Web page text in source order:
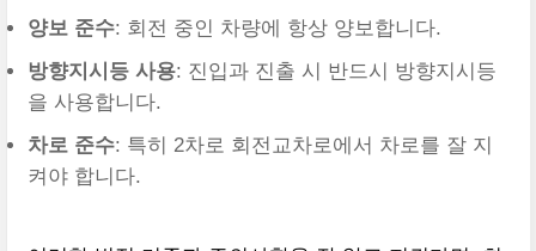
양보 준수: 회전 중인 차량에 항상 양보합니다.
방향지시등 사용: 진입과 진출 시 반드시 방향지시등
을 사용합니다.
차로 준수: 특히 2차로 회전교차로에서 차로를 잘 지
켜야 합니다.